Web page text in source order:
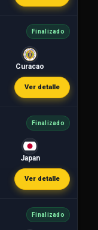
Finalizado
Curacao
Ver detalle
Finalizado
Japan
Ver detalle
Finalizado